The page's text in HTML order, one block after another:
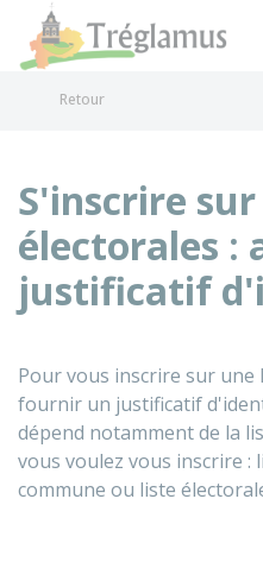
Retour
S'inscrire
électorales :
justificatif
Pour vous inscrire sur une
fournir un justificatif
dépend notamment de la
vous voulez vous inscrire :
commune ou liste